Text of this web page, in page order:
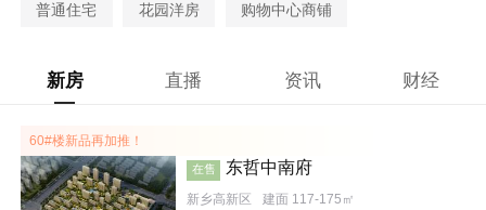
普通住宅 花园洋房 购物中心商铺
新房 直播 资讯 财经
60#楼新品再加推！
在售 东哲中南府
新乡高新区 建面 117-175㎡